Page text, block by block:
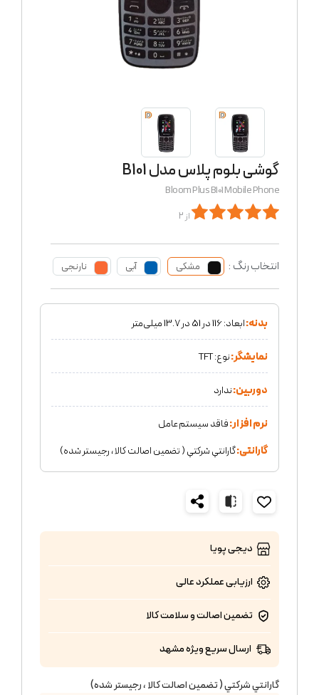
گوشی بلوم پلاس مدل B101
Bloom Plus B101 Mobile Phone
از 2
انتخاب رنگ : مشکی آبی نارنجی
بدنه:ابعاد: 116 در 51 در 13.7 میلی‌متر
نمایشگر:نوع: TFT
دوربین:ندارد
نرم افزار:فاقد سیستم‌عامل
گارانتی:گارانتي شركتي ( تضمين اصالت كالا ، رجيستر شده)
دیجی پویا
ارزیابی عملکردعالی
تضمین اصالت و سلامت کالا
ارسال سریع ویژه مشهد
گارانتي شركتي ( تضمين اصالت كالا ، رجيستر شده)